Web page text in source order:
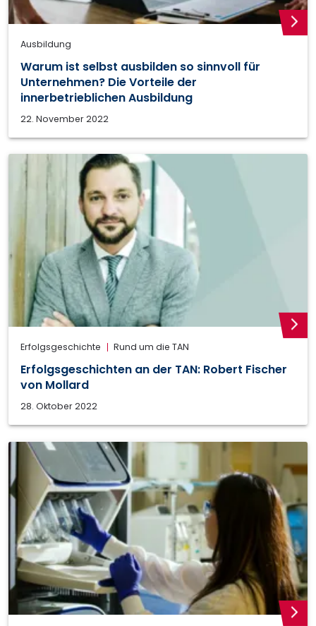
Ausbildung
Warum ist selbst ausbilden so sinnvoll für
Unternehmen? Die Vorteile der
innerbetrieblichen Ausbildung
22. November 2022
Erfolgsgeschichte Rund um die TAN
Erfolgsgeschichten an der TAN: Robert Fischer
von Mollard
28. Oktober 2022